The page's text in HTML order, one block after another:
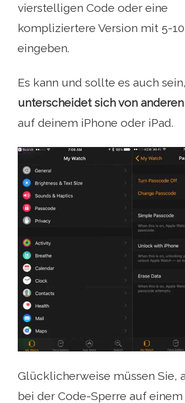
vierstelligen Code oder eine
kompliziertere Version mit 5-
eingeben.
Es kann und sollte es auch sein,
unterscheidet sich von
auf deinem iPhone oder iPad.
Glücklicherweise müssen Sie,
bei der Code-Sperre auf einem